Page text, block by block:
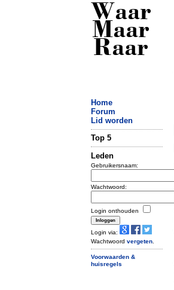
Waar
Maar
Raar
Home
Forum
Lid worden
Top 5
Leden
Gebruikersnaam:
Wachtwoord:
Login onthouden
Login via:
Wachtwoord vergeten
Voorwaarden &
huisregels